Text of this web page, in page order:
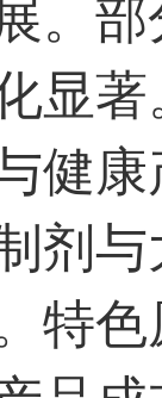
显
健
剂
特